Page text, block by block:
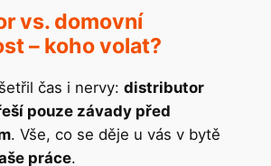
vs. domovní
– koho volat?
čas i nervy: distributor
pouze závady před
. Vše, co se děje u vás v bytě
práce.